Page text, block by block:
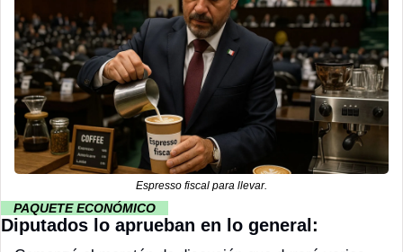
Espresso fiscal para llevar.
PAQUETE ECONÓMICO
Diputados lo aprueban en lo general: